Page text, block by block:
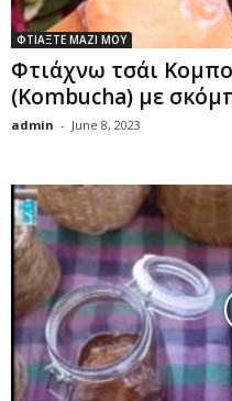
ΦΤΙΑΞΤΕ ΜΑΖΙ ΜΟΥ
Φτιάχνω τσάι
(Kombucha) με
admin - June 8, 2023